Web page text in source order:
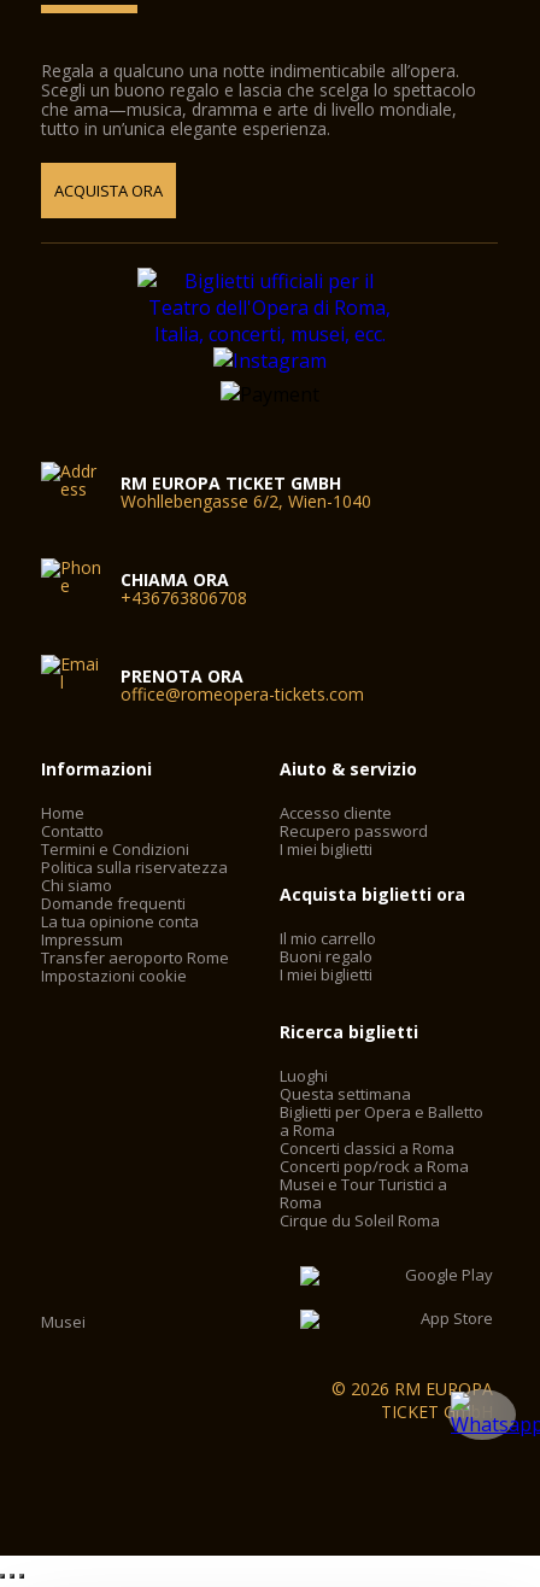
Regala a qualcuno una notte indimenticabile all’opera.
Scegli un buono regalo e lascia che scelga lo spettacolo
che ama—musica, dramma e arte di livello mondiale,
tutto in un’unica elegante esperienza.
ACQUISTA ORA
RM EUROPA TICKET GMBH
Wohllebengasse 6/2, Wien-1040
CHIAMA ORA
+436763806708
PRENOTA ORA
office@romeopera-tickets.com
Informazioni
Home
Contatto
Termini e Condizioni
Politica sulla riservatezza
Chi siamo
Domande frequenti
La tua opinione conta
Impressum
Transfer aeroporto Rome
Impostazioni cookie
Aiuto & servizio
Accesso cliente
Recupero password
I miei biglietti
Acquista biglietti ora
Il mio carrello
Buoni regalo
I miei biglietti
Ricerca biglietti
Luoghi
Questa settimana
Biglietti per Opera e Balletto
a Roma
Concerti classici a Roma
Concerti pop/rock a Roma
Musei e Tour Turistici a
Roma
Cirque du Soleil Roma
Musei
© 2026 RM EUROPA
TICKET GmbH